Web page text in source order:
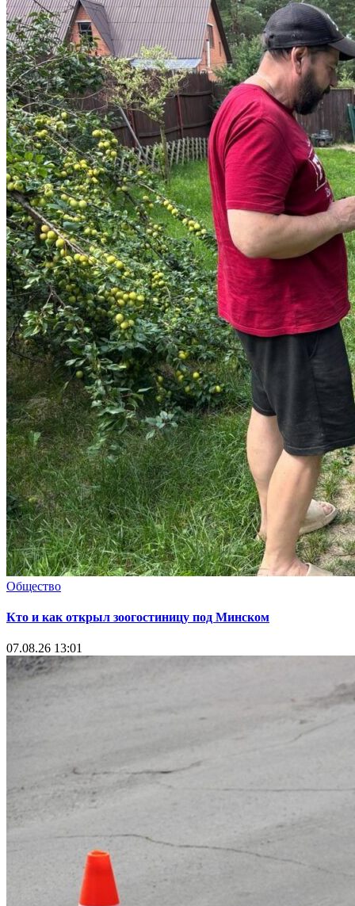
Общество
Кто и как открыл зоогостиницу под Минском
07.08.26 13:01